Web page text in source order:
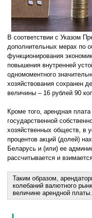
В соответствии с Указом
дополнительных мерах по
функционирования
повышения внутренней
одномоментного
хозяйствования сохранен
величины – 16 рублей 90
Кроме того, арендная
государственной
хозяйственных обществ, в
процентов акций (долей)
Беларусь и (или) ее
рассчитывается и
Таким образом,
колебаний валютного
величине арендной платы.